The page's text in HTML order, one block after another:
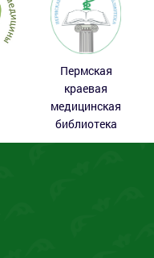
Пермская
краевая
медицинская
библиотека